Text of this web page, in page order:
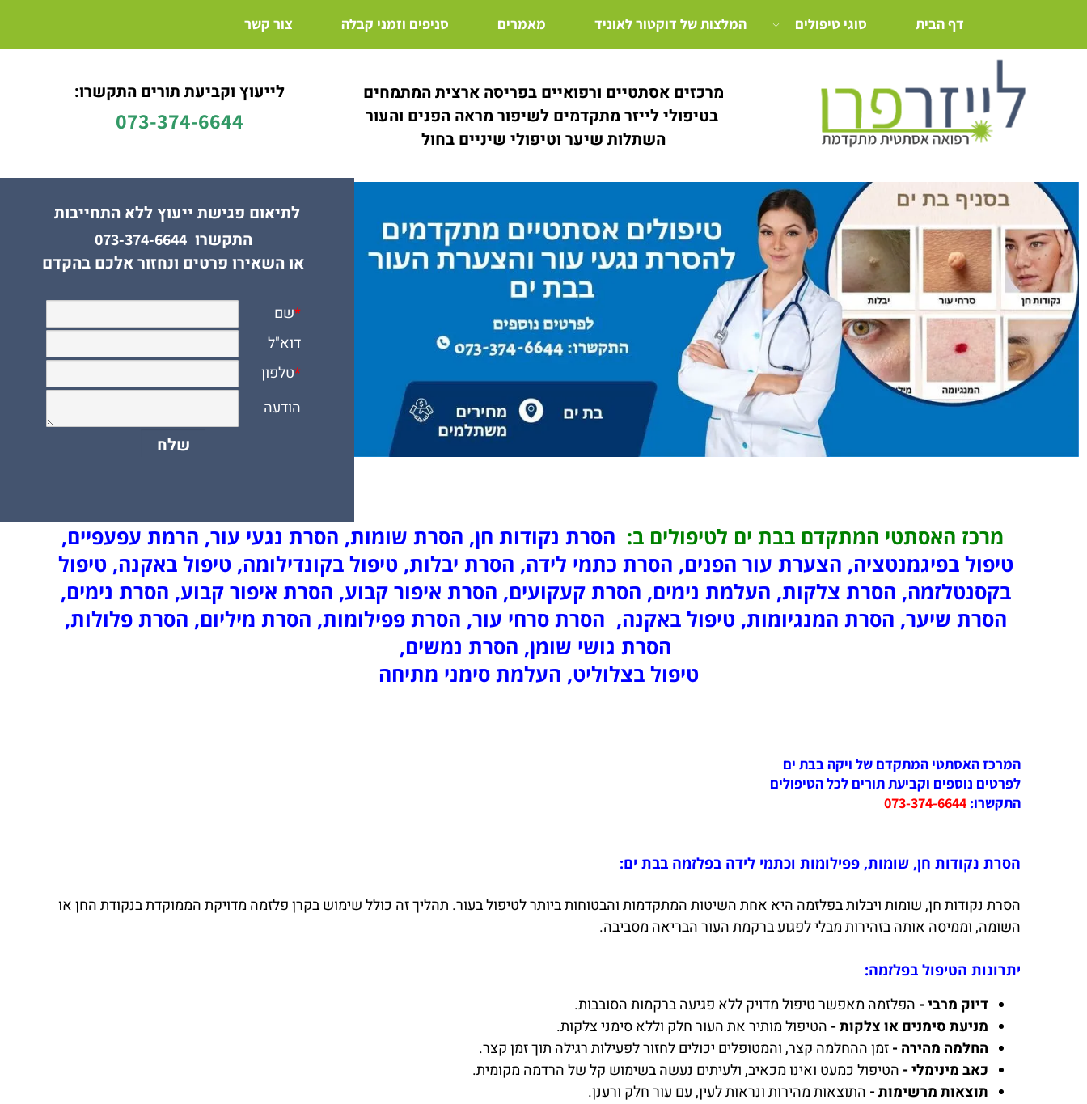
מרכזים אסתטיים ורפואיים בפריסה ארצית המתמחים
בטיפולי לייזר מתקדמים לשיפור מראה הפנים והעור
השתלות שיער וטיפולי שיניים בחול
לייעוץ וקביעת תורים התקשרו:
073-374-6644
דף הבית סוגי טיפולים המלצות של דוקטור לאוניד מאמרים סניפים וזמני קבלה צור קשר
לתיאום פגישת ייעוץ ללא התחייבות
התקשרו073-374-6644
או השאירו פרטים ונחזור אלכם בהקדם
מרכז האסתטי המתקדם בבת ים לטיפולים ב: הסרת נקודות חן, הסרת שומות, הסרת נגעי עור, הרמת עפעפיים,
טיפול בפיגמנטציה, הצערת עור הפנים, הסרת כתמי לידה, הסרת יבלות, טיפול בקונדילומה, טיפול באקנה, טיפול
בקסנטלזמה, הסרת צלקות, העלמת נימים, הסרת קעקועים, הסרת איפור קבוע, הסרת איפור קבוע, הסרת נימים,
הסרת שיער, הסרת המנגיומות, טיפול באקנה, הסרת סרחי עור, הסרת פפילומות, הסרת מיליום, הסרת פלולות,
הסרת גושי שומן, הסרת נמשים,
טיפול בצלוליט, העלמת סימני מתיחה
המרכז האסתטי המתקדם של ויקה בבת ים
לפרטים נוספים וקביעת תורים לכל הטיפולים
התקשרו: 073-374-6644
הסרת נקודות חן, שומות, פפילומות וכתמי לידה בפלזמה בבת ים:
הסרת נקודות חן, שומות ויבלות בפלזמה היא אחת השיטות המתקדמות והבטוחות ביותר לטיפול בעור. תהליך זה כולל שימוש בקרן פלזמה מדויקת הממוקדת בנקודת החן או
השומה, וממיסה אותה בזהירות מבלי לפגוע ברקמת העור הבריאה מסביבה.
יתרונות הטיפול בפלזמה:
דיוק מרבי - הפלזמה מאפשר טיפול מדויק ללא פגיעה ברקמות הסובבות.
מניעת סימנים או צלקות - הטיפול מותיר את העור חלק וללא סימני צלקות.
החלמה מהירה -זמן ההחלמה קצר, והמטופלים יכולים לחזור לפעילות רגילה תוך זמן קצר.
כאב מינימלי - הטיפול כמעט ואינו מכאיב, ולעיתים נעשה בשימוש קל של הרדמה מקומית.
תוצאות מרשימות - התוצאות מהירות ונראות לעין, עם עור חלק ורענן.